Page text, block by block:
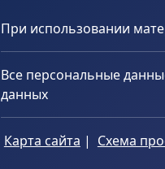
При использовании
Все персональные
данных
Карта сайта | Схема